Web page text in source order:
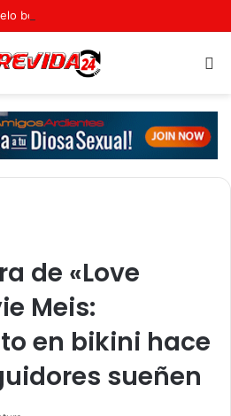
boudoir, Casandra de Colombia
de «Love
Meis:
en bikini hace
sueñen